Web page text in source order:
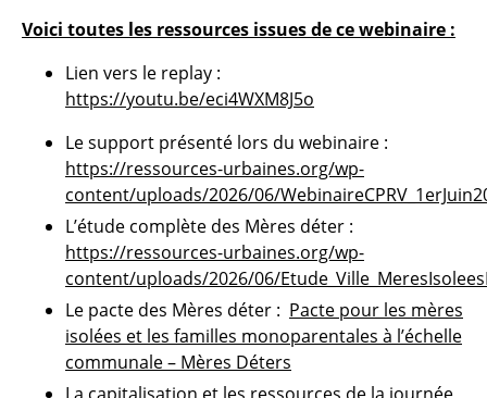
Voici toutes les ressources issues de ce webinaire :
Lien vers le replay :
https://youtu.be/eci4WXM8J5o
Le support présenté lors du webinaire :
https://ressources-urbaines.org/wp-
content/uploads/2026/06/
L’étude complète des Mères déter :
https://ressources-urbaines.org/wp-
content/uploads/2026/06/
Le pacte des Mères déter : Pacte pour les mères
isolées et les familles monoparentales à l’échelle
communale – Mères Déters